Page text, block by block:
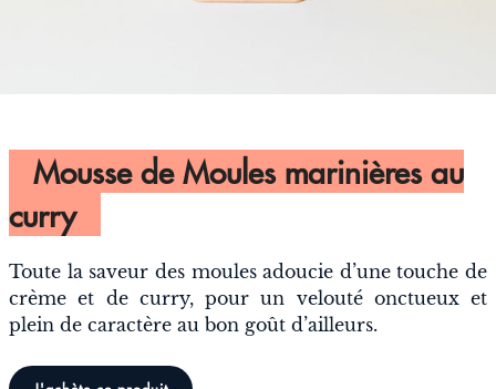
Mousse de Moules marinières au
curry
Toute la saveur des moules adoucie d’une touche de
crème et de curry, pour un velouté onctueux et
plein de caractère au bon goût d’ailleurs.